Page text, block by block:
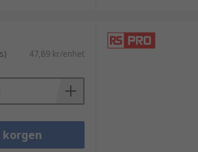
47,89 kr/enhet
korgen